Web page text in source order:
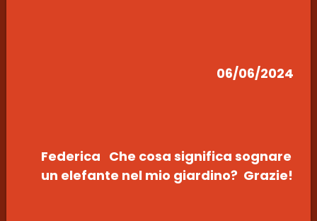
06/06/2024
Federica Che cosa significa sognare
un elefante nel mio giardino? Grazie!